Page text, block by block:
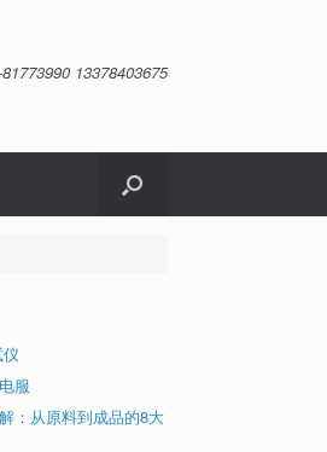
13378403675
服
：从原料到成品的8大